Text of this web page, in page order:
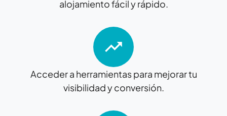
alojamiento fácil y rápido.
Acceder a herramientas para mejorar tu
visibilidad y conversión.